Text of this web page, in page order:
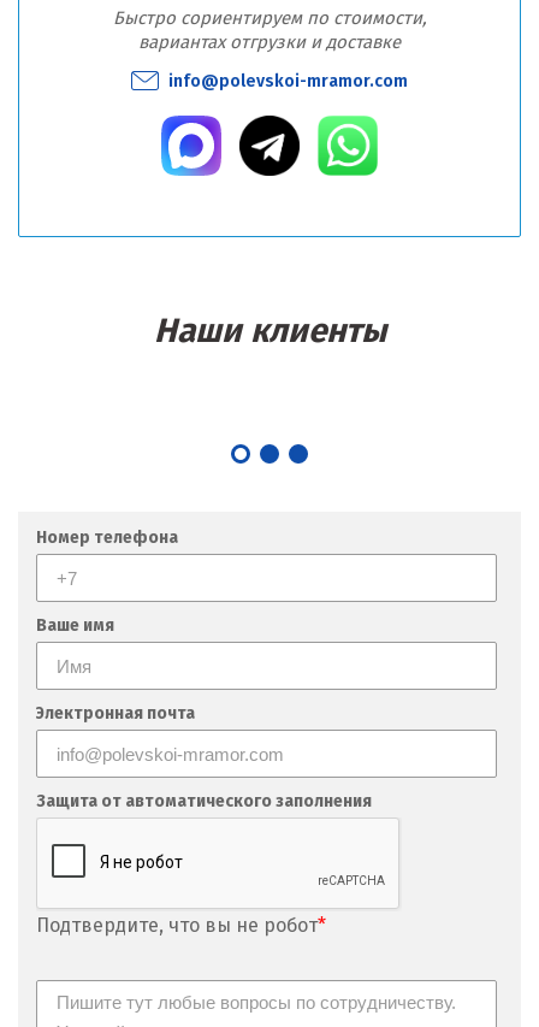
Быстро сориентируем по стоимости,
вариантах отгрузки и доставке
info@polevskoi-mramor.com
Наши клиенты
Номер телефона
Ваше имя
Электронная почта
Защита от автоматического заполнения
Подтвердите, что вы не робот*